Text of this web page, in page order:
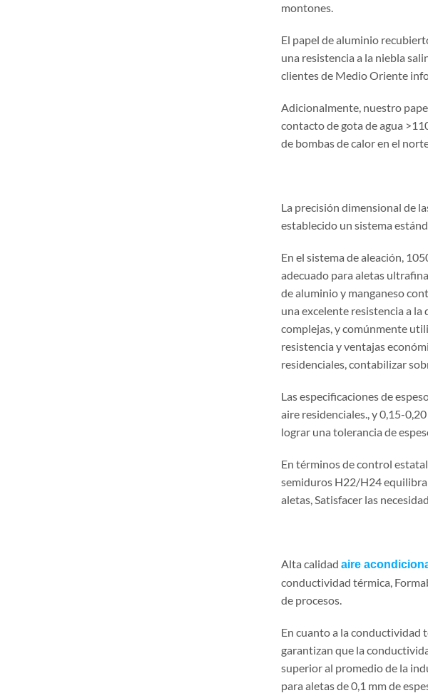
montones.
El papel de aluminio
una resistencia a la niebla
clientes de Medio Oriente
Adicionalmente, nuestro
contacto de gota de agua
de bombas de calor en el
La precisión dimensional de
establecido un sistema
En el sistema de aleación,
adecuado para aletas
de aluminio y manganeso
una excelente resistencia a
complejas, y comúnmente
resistencia y ventajas
residenciales, contabilizar
Las especificaciones de
aire residenciales., y 0,15-
lograr una tolerancia de
En términos de control
semiduros H22/H24
aletas, Satisfacer las
Alta calidad aire
conductividad térmica,
de procesos.
En cuanto a la conductividad
garantizan que la
superior al promedio de la
para aletas de 0,1 mm de